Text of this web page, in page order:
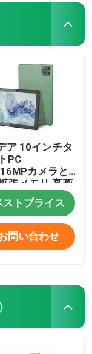
ア 10インチタ
PC
カメラと
張メモリ 高画
ィスプレイ
プラス
ストプライス
問い合わせ